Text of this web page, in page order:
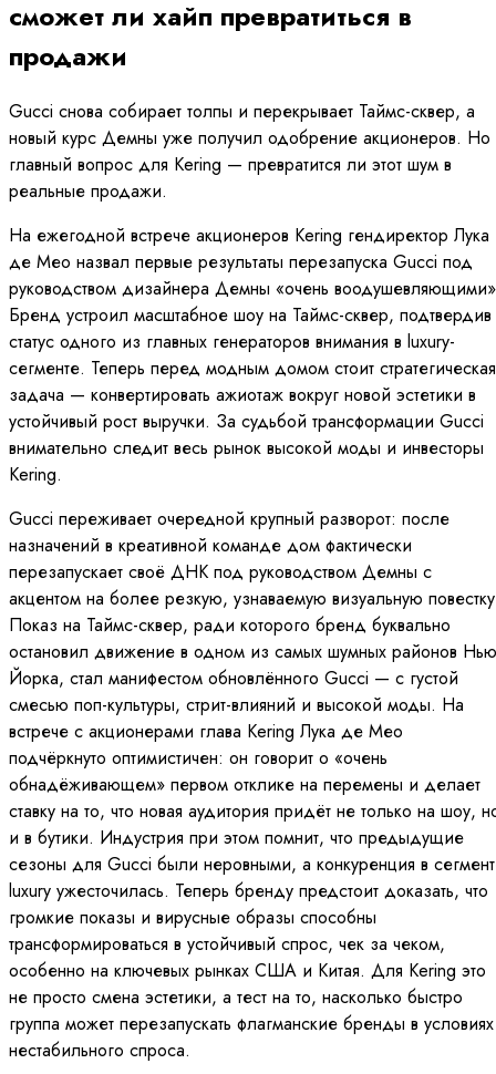
сможет ли хайп превратиться в
продажи
Gucci снова собирает толпы и перекрывает Таймс-сквер, а
новый курс Демны уже получил одобрение акционеров. Но
главный вопрос для Kering — превратится ли этот шум в
реальные продажи.
На ежегодной встрече акционеров Kering гендиректор Лука
де Мео назвал первые результаты перезапуска Gucci под
руководством дизайнера Демны «очень
Бренд устроил масштабное шоу на Таймс-сквер, подтвердив
статус одного из главных генераторов внимания в luxury-
сегменте. Теперь перед модным домом стоит стратегическая
задача — конвертировать ажиотаж вокруг новой эстетики в
устойчивый рост выручки. За судьбой трансформации Gucci
внимательно следит весь рынок высокой моды и инвесторы
Kering.
Gucci переживает очередной крупный разворот: после
назначений в креативной команде дом фактически
перезапускает своё ДНК под руководством Демны с
акцентом на более резкую, узнаваемую визуальную
Показ на Таймс-сквер, ради которого бренд буквально
остановил движение в одном из самых шумных районов
Йорка, стал манифестом обновлённого Gucci — с густой
смесью поп-культуры, стрит-влияний и высокой моды. На
встрече с акционерами глава Kering Лука де Мео
подчёркнуто оптимистичен: он говорит о «очень
обнадёживающем» первом отклике на перемены и делает
ставку на то, что новая аудитория придёт не только на шоу,
и в бутики. Индустрия при этом помнит, что предыдущие
сезоны для Gucci были неровными, а конкуренция в
luxury ужесточилась. Теперь бренду предстоит доказать, что
громкие показы и вирусные образы способны
трансформироваться в устойчивый спрос, чек за чеком,
особенно на ключевых рынках США и Китая. Для Kering это
не просто смена эстетики, а тест на то, насколько быстро
группа может перезапускать флагманские бренды в условиях
нестабильного спроса.